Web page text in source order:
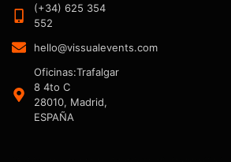
(+34) 625 354
552
hello@vissualevents.com
Oficinas:Trafalgar
8 4to C
28010, Madrid,
ESPAÑA